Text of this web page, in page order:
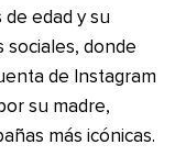
edad y su
sociales, donde
de Instagram
su madre,
más icónicas.